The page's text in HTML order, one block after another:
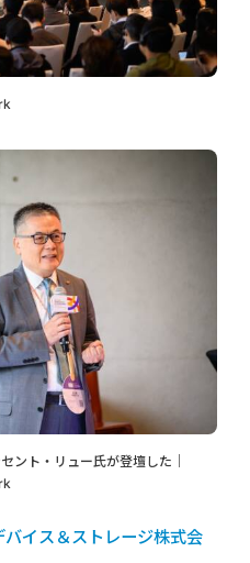
ント・リュー氏が登壇した｜
イス＆ストレージ株式会